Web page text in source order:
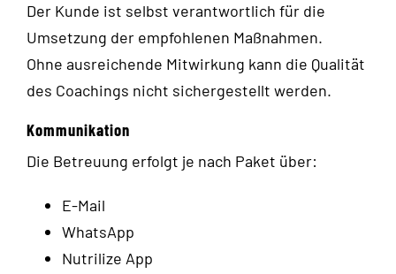
Der Kunde ist selbst verantwortlich für die
Umsetzung der empfohlenen Maßnahmen.
Ohne ausreichende Mitwirkung kann die Qualität
des Coachings nicht sichergestellt werden.
Kommunikation
Die Betreuung erfolgt je nach Paket über:
E-Mail
WhatsApp
Nutrilize App